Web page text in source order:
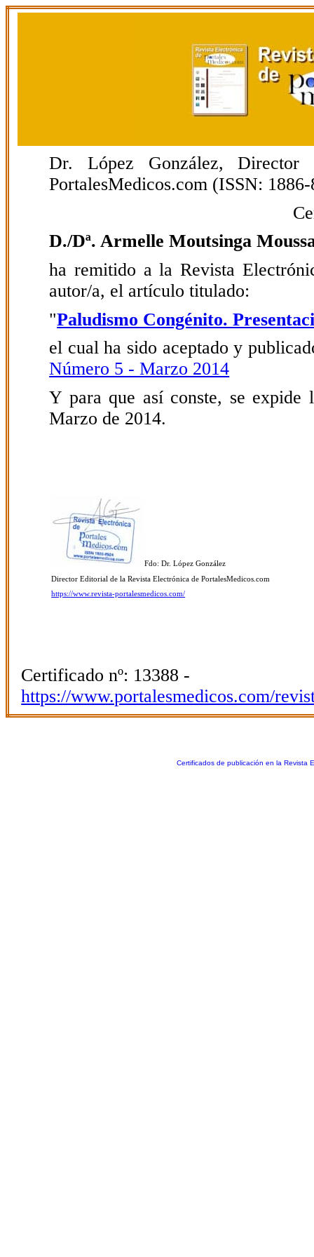
Dr. López González,
PortalesMedicos.com (ISSN:
D./Dª. Armelle Moutsinga
ha remitido a la Revista
autor/a, el artículo titulado:
"Paludismo Congénito.
el cual ha sido aceptado y
Número 5 - Marzo 2014
Y para que así conste, se
Marzo de 2014.
Fdo: Dr. López González
Director Editorial de la Revista Electrónica de PortalesMedicos.com
https://www.revista-portalesmedicos.com/
Certificado nº: 13388 -
https://www.portalesmedicos.com/
Certificados de publicación en la Revista